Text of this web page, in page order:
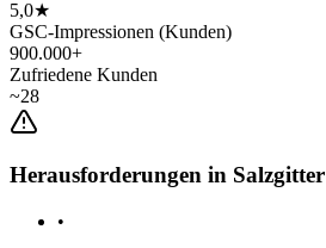
5,0★
GSC-Impressionen (Kunden)
900.000+
Zufriedene Kunden
~28
Herausforderungen in Salzgitter
•